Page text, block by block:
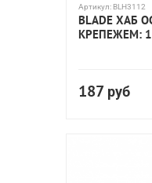
Артикул: BLH3112
BLADE ХАБ
КРЕПЕЖЕМ:
187 руб